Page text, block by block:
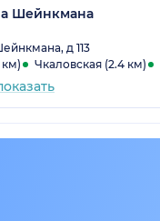
Шейнкмана
д 113
км)
Чкаловская (2.4 км)